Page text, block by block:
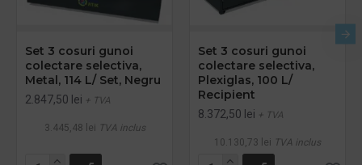
Set 3 cosuri gunoi
colectare selectiva,
Metal, 114 L/ Set, Negru
2.847,50 lei + TVA
3.445,48 lei TVA inclus
Set 3 cosuri gunoi
colectare selectiva,
Plexiglas, 100 L/
Recipient
8.372,50 lei + TVA
10.130,73 lei TVA inclus